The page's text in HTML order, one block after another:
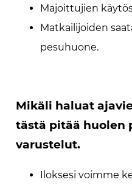
Majoittujien
Matkailijoiden
pesuhuone.
Mikäli haluat
tästä pitää huolen
varustelut.
Iloksesi voimme